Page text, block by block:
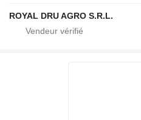
ROYAL DRU AGRO S.R.L.